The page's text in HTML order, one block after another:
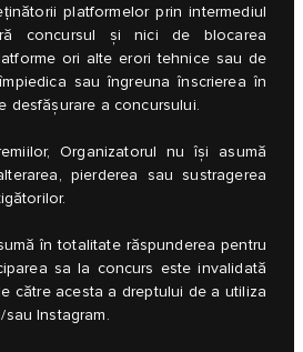
platformelor prin intermediul
concursul și nici de blocarea
ori alte erori tehnice sau de
sau îngreuna înscrierea în
desfășurare a concursului.
Organizatorul nu își asumă
pierderea sau sustragerea
în totalitate răspunderea pentru
sa la concurs este invalidată
către acesta a dreptului de a utiliza
Instagram.